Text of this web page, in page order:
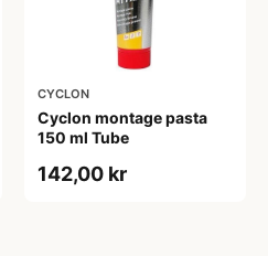
CYCLON
Cyclon montage pasta
150 ml Tube
142,00 kr